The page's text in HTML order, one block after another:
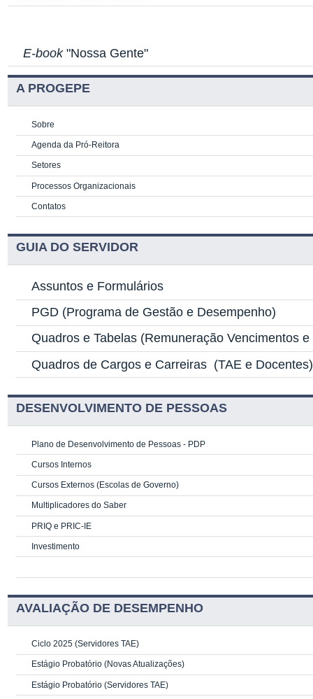
E-book"Nossa Gente"
A PROGEPE
Sobre
Agenda da Pró-Reitora
Setores
Processos Organizacionais
Contatos
GUIA DO SERVIDOR
Assuntos e Formulários
PGD (Programa de Gestão e Desempenho)
Quadros e Tabelas (Remuneração Vencimentos
Quadros de Cargos e Carreiras (TAE e Docentes)
DESENVOLVIMENTO DE PESSOAS
Plano de Desenvolvimento de Pessoas - PDP
Cursos Internos
Cursos Externos (Escolas de Governo)
Multiplicadores do Saber
PRIQ e PRIC-IE
Investimento
AVALIAÇÃO DE DESEMPENHO
Ciclo 2025 (Servidores TAE)
Estágio Probatório (Novas Atualizações)
Estágio Probatório (Servidores TAE)